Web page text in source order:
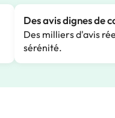
Des avis dignes de
Des milliers d'avis
sérénité.